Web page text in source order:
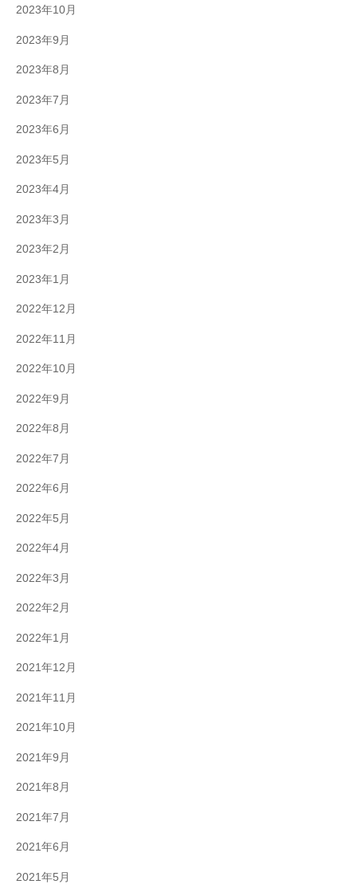
2023年10月
2023年9月
2023年8月
2023年7月
2023年6月
2023年5月
2023年4月
2023年3月
2023年2月
2023年1月
2022年12月
2022年11月
2022年10月
2022年9月
2022年8月
2022年7月
2022年6月
2022年5月
2022年4月
2022年3月
2022年2月
2022年1月
2021年12月
2021年11月
2021年10月
2021年9月
2021年8月
2021年7月
2021年6月
2021年5月